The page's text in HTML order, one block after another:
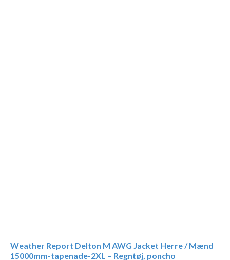
Weather Report Delton M AWG Jacket Herre / Mænd
15000mm-tapenade-2XL – Regntøj, poncho